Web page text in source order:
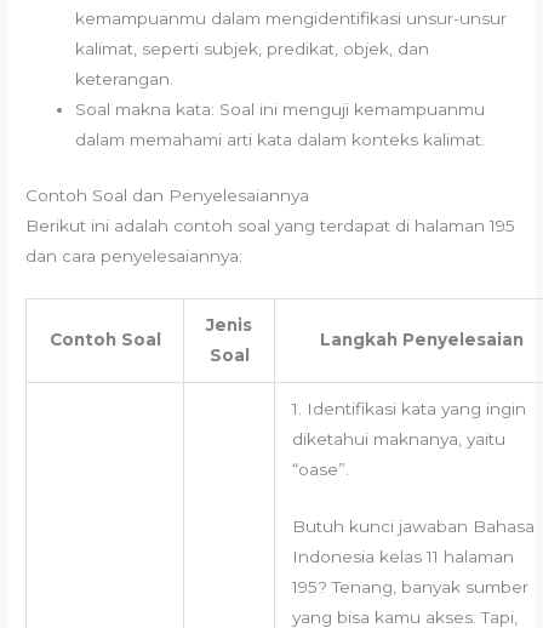
kemampuanmu dalam mengidentifikasi unsur-unsur
kalimat, seperti subjek, predikat, objek, dan
keterangan.
Soal makna kata: Soal ini menguji kemampuanmu
dalam memahami arti kata dalam konteks kalimat.
Contoh Soal dan Penyelesaiannya
Berikut ini adalah contoh soal yang terdapat di halaman 195
dan cara penyelesaiannya:
Contoh Soal
Jenis
Soal
Langkah Penyelesaian
1. Identifikasi kata yang ingin
diketahui maknanya, yaitu
“oase”.
Butuh kunci jawaban Bahasa
Indonesia kelas 11 halaman
195? Tenang, banyak sumber
yang bisa kamu akses. Tapi,